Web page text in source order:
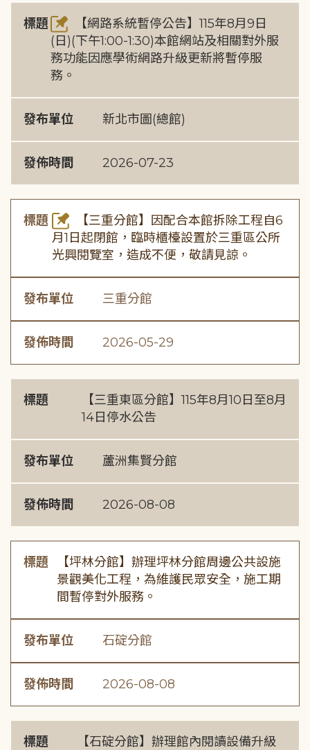
標題
【網路系統暫停公告】115年8月9日
(日)(下午1:00-1:30)本館網站及相關對外服
務功能因應學術網路升級更新將暫停服
務。
發布單位 新北市圖(總館)
發佈時間 2026-07-23
標題
【三重分館】因配合本館拆除工程自6
月1日起閉館，臨時櫃檯設置於三重區公所
光興閱覽室，造成不便，敬請見諒。
發布單位 三重分館
發佈時間 2026-05-29
標題
【三重東區分館】115年8月10日至8月
14日停水公告
發布單位 蘆洲集賢分館
發佈時間 2026-08-08
標題
【坪林分館】辦理坪林分館周邊公共設施
景觀美化工程，為維護民眾安全，施工期
間暫停對外服務。
發布單位 石碇分館
發佈時間 2026-08-08
標題
【石碇分館】辦理館內閱讀設備升級